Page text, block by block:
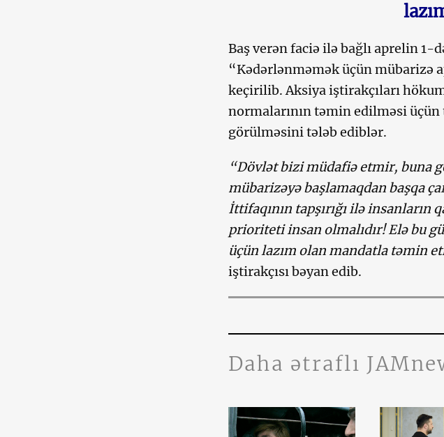
Baş verən faciə ilə bağlı aprelin 1-
“Kədərlənməmək üçün mübarizə
keçirilib. Aksiya iştirakçıları
normalarının təmin edilməsi
görülməsini tələb ediblər.
“Dövlət bizi müdafiə etmir, buna
mübarizəyə başlamaqdan başqa
İttifaqının tapşırığı ilə insanların
prioriteti insan olmalıdır! Elə bu
üçün lazım olan mandatla təmin
iştirakçısı bəyan edib.
Daha ətraflı